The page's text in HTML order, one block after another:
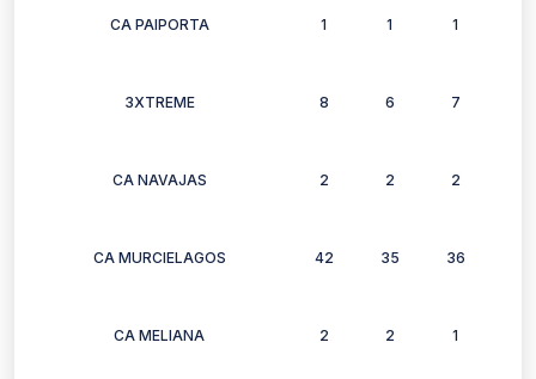
CA PAIPORTA 1 1 1
3XTREME 8 6 7
CA NAVAJAS 2 2 2
CA MURCIELAGOS 42 35 36
CA MELIANA 2 2 1